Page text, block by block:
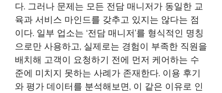
다. 그러나 문제는 모든 전담 매니저가 동일한 교
육과 서비스 마인드를 갖추고 있지는 않다는 점
이다. 일부 업소는 ‘전담 매니저’를 형식적인 명칭
으로만 사용하고, 실제로는 경험이 부족한 직원을
배치해 고객이 요청하기 전에 먼저 케어하는 수
준에 미치지 못하는 사례가 존재한다. 이용 후기
와 평가 데이터를 분석해보면, 이 같은 이유로 인